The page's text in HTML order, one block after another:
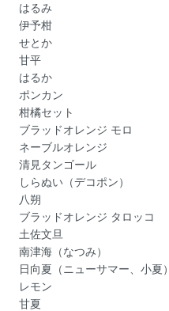
はるみ
伊予柑
せとか
甘平
はるか
ポンカン
柑橘セット
ブラッドオレンジ モロ
ネーブルオレンジ
清見タンゴール
しらぬい（デコポン）
八朔
ブラッドオレンジ タロッコ
土佐文旦
南津海（なつみ）
日向夏（ニューサマー、小夏）
レモン
甘夏